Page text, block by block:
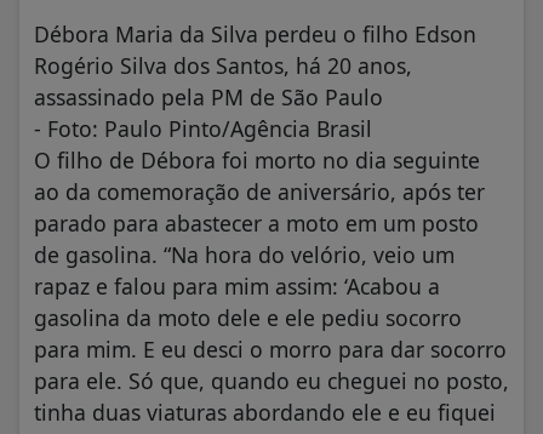
Débora Maria da Silva perdeu o filho Edson
Rogério Silva dos Santos, há 20 anos,
assassinado pela PM de São Paulo
- Foto: Paulo Pinto/Agência Brasil
O filho de Débora foi morto no dia seguinte
ao da comemoração de aniversário, após ter
parado para abastecer a moto em um posto
de gasolina. “Na hora do velório, veio um
rapaz e falou para mim assim: ‘Acabou a
gasolina da moto dele e ele pediu socorro
para mim. E eu desci o morro para dar socorro
para ele. Só que, quando eu cheguei no posto,
tinha duas viaturas abordando ele e eu fiquei